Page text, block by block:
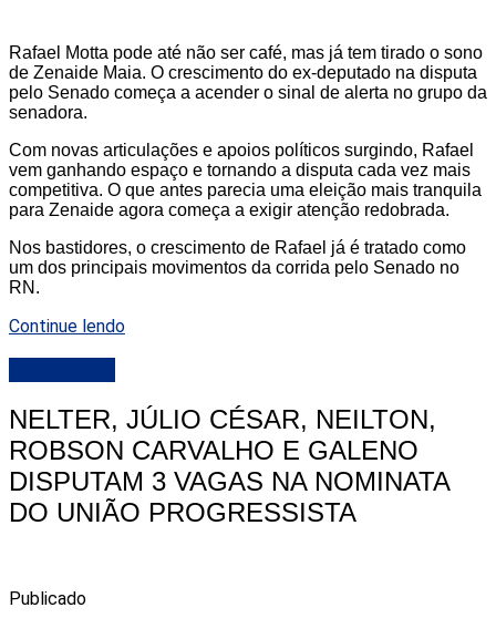
Rafael Motta pode até não ser café, mas já tem tirado o sono
de Zenaide Maia. O crescimento do ex-deputado na disputa
pelo Senado começa a acender o sinal de alerta no grupo da
senadora.
Com novas articulações e apoios políticos surgindo, Rafael
vem ganhando espaço e tornando a disputa cada vez mais
competitiva. O que antes parecia uma eleição mais tranquila
para Zenaide agora começa a exigir atenção redobrada.
Nos bastidores, o crescimento de Rafael já é tratado como
um dos principais movimentos da corrida pelo Senado no
RN.
Continue lendo
NELTER, JÚLIO CÉSAR, NEILTON,
ROBSON CARVALHO E GALENO
DISPUTAM 3 VAGAS NA NOMINATA
DO UNIÃO PROGRESSISTA
Publicado